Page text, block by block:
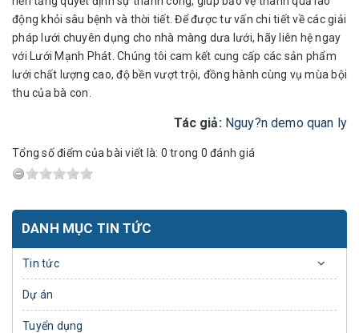
động khỏi sâu bệnh và thời tiết. Để được tư vấn chi tiết về các giải
pháp lưới chuyên dụng cho nhà màng dưa lưới, hãy liên hệ ngay
với Lưới Mạnh Phát. Chúng tôi cam kết cung cấp các sản phẩm
lưới chất lượng cao, độ bền vượt trội, đồng hành cùng vụ mùa bội
thu của bà con.
Tác giả: Nguy?n demo quan ly
Tổng số điểm của bài viết là: 0 trong 0 đánh giá
DANH MỤC TIN TỨC
Tin tức
Dự án
Tuyển dụng